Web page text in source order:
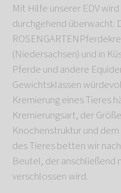
Mit Hilfe unserer EDV
durchgehend überwacht.
(Niedersachsen) und in
Pferde und andere
Gewichtsklassen
Kremierung eines Tieres
Kremierungsart, der
Knochenstruktur und
des Tieres betten wir
Beutel, der anschließend
verschlossen wird.